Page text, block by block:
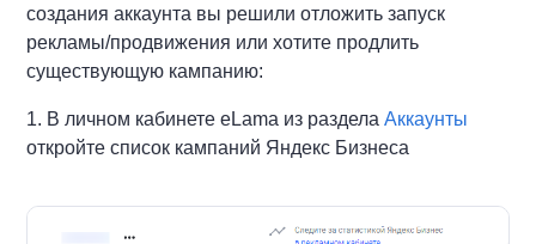
создания аккаунта вы решили отложить запуск
рекламы/продвижения или хотите продлить
существующую кампанию:
1. В личном кабинете eLama из разделаАккаунты
откройте список кампаний Яндекс Бизнеса